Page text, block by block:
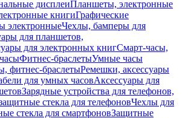
дисплеиПланшеты, электронные
книгиГрафические
электронныеЧехлы, бамперы для
для планшетов,
для электронных книгСмарт-часы,
Фитнес-браслетыУмные часы
фитнес-браслетыРемешки, аксессуары
для умных часовАксессуары для
Зарядные устройства для телефонов,
стекла для телефоновЧехлы для
стекла для смартфоновЗащитные